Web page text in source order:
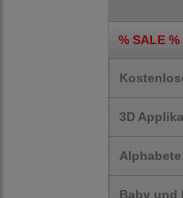
% SALE %
3D
Baby und